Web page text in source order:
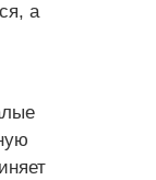
а